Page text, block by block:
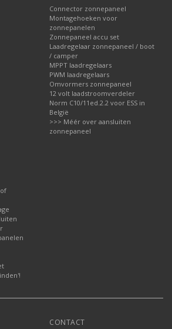
Connector zonnepaneel
Montagehoeken voor
zonnepanelen
Zonnepaneel accu set
Laadregelaar zonnepaneel / boot
/ camper
MPPT laadregelaars
PWM laadregelaars
Omvormers zonnepaneel
12 volt laadstroomverdeler
Norm C10/11ed.2.2 voor ESS in
België
>>> Méér over aansluiten
zonnepaneel
CONTACT